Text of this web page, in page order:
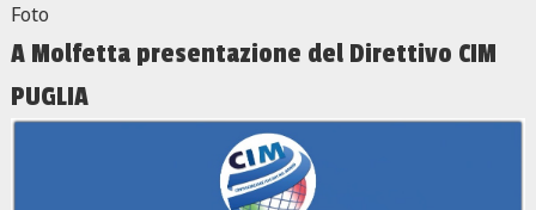
Foto
A Molfetta presentazione del Direttivo CIM
PUGLIA